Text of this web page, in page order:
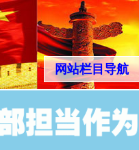
网站栏目导航